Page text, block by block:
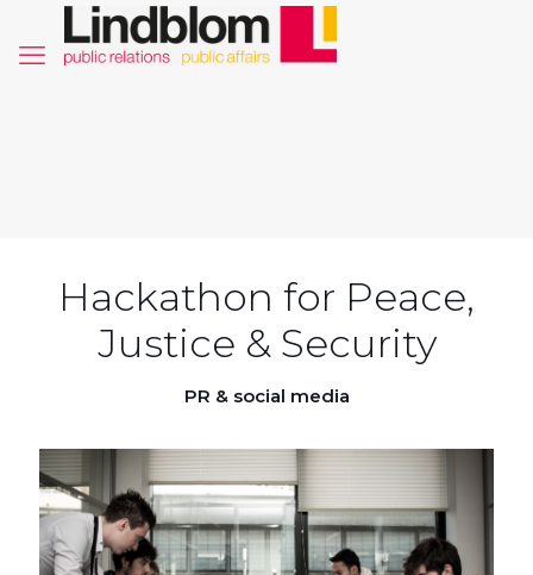
Hackathon for Peace,
Justice & Security
PR & social media